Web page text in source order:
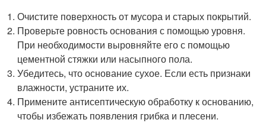
Очистите поверхность от мусора и старых покрытий.
Проверьте ровность основания с помощью уровня.
При необходимости выровняйте его с помощью
цементной стяжки или насыпного пола.
Убедитесь, что основание сухое. Если есть признаки
влажности, устраните их.
Примените антисептическую обработку к основанию,
чтобы избежать появления грибка и плесени.